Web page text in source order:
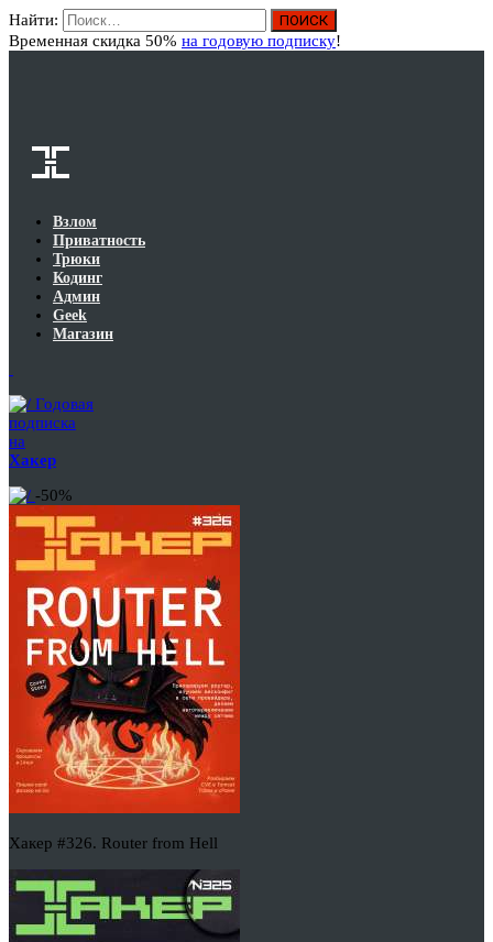
Найти:
Временная скидка 50% на годовую подписку!
Взлом
Приватность
Трюки
Кодинг
Админ
Geek
Магазин
Годовая
подписка
на
Хакер
-50%
Хакер #326. Router from Hell